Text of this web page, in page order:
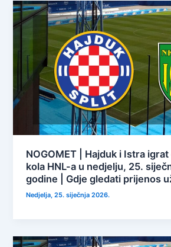
NOGOMET | Hajduk i Istra
kola HNL-a u nedjelju, 25.
godine | Gdje gledati prijenos
Nedjelja, 25. siječnja 2026.